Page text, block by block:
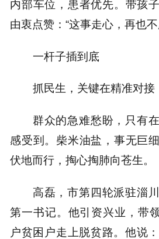
内部车位，患者优先。带孩
由衷点赞：“这事走心，再也
一杆子插到底
抓民生，关键在精准对接
群众的急难愁盼，只有
感受到。柴米油盐，事无巨
伏地而行，掏心掏肺向苍生。
高磊，市第四轮派驻淄
第一书记。他引资兴业，带
户贫困户走上脱贫路。他说